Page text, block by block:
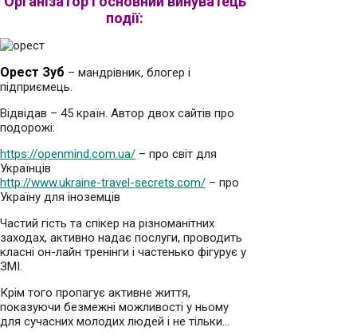
події:
Орест Зуб – мандрівник, блогер і
підприємець.
Відвідав – 45 країн. Автор двох сайтів про
подорожі:
https://openmind.com.ua/ – про світ для
Українців
http://www.ukraine-travel-secrets.com/ – про
Україну для іноземців
Частий гість та спікер на різноманітних
заходах, активно надає послуги, проводить
класні он-лайн тренінги і частенько фігурує у
ЗМІ.
Крім того пропагує активне життя,
показуючи безмежні можливості у ньому
для сучасних молодих людей і не тільки…